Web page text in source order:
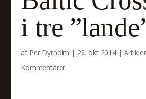
i tre
af Per Dyrholm | 28. okt 2014| Artikler
Kommentarer